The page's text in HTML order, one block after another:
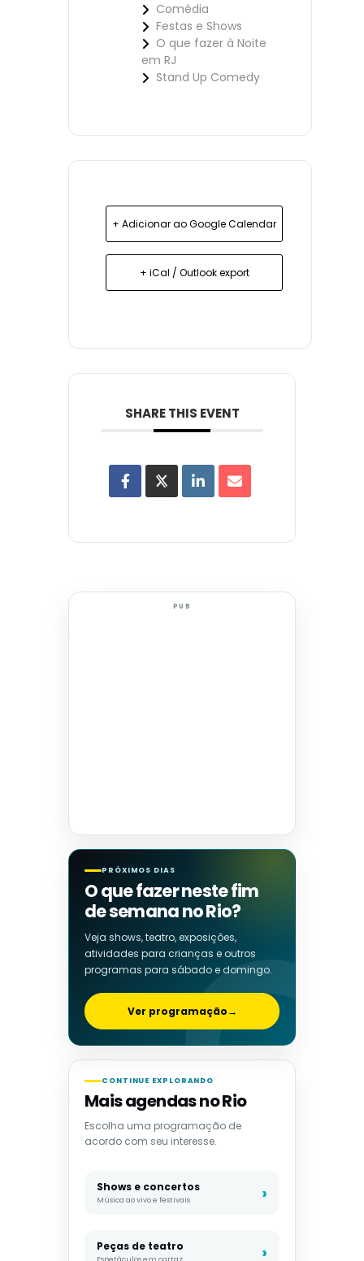
Comédia
Festas e Shows
O que fazer à Noite
em RJ
Stand Up Comedy
+ Adicionar ao Google Calendar
+ iCal / Outlook export
SHARE THIS EVENT
PUB
PRÓXIMOS DIAS
O que fazer neste fim
de semana no Rio?
Veja shows, teatro, exposições,
atividades para crianças e outros
programas para sábado e domingo.
Ver programação→
CONTINUE EXPLORANDO
Mais agendas no Rio
Escolha uma programação de
acordo com seu interesse.
Shows e concertos
Música ao vivo e festivais
Peças de teatro